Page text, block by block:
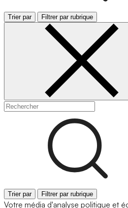
Trier par Filtrer par rubrique
Trier par Filtrer par rubrique
Votre média d'analyse politique et